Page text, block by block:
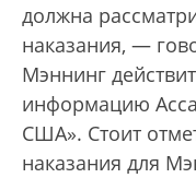
должна
наказания, —
Мэннинг
информацию
США». Стоит
наказания для